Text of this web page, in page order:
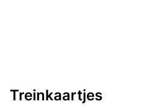
Treinkaartjes